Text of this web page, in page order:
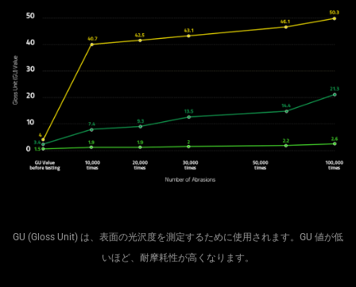
GU (Gloss Unit) は、表面の光沢度を測定するために使用されます。GU 値が低
いほど、耐摩耗性が高くなります。